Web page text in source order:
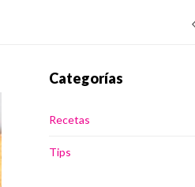
Categorías
Recetas
Tips